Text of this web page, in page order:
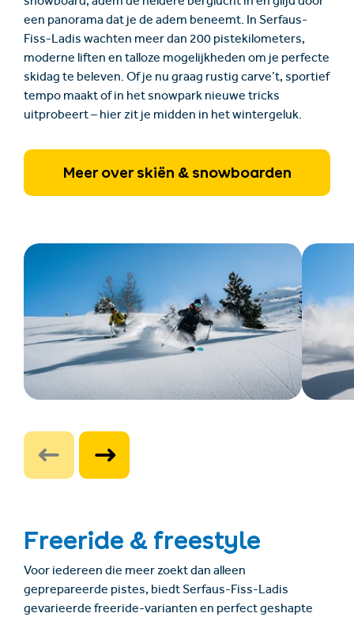
een panorama dat je de adem beneemt. In Serfaus-
Fiss-Ladis wachten meer dan 200 pistekilometers,
moderne liften en talloze mogelijkheden om je perfecte
skidag te beleven. Of je nu graag rustig carve’t, sportief
tempo maakt of in het snowpark nieuwe tricks
uitprobeert – hier zit je midden in het wintergeluk.
Meer over skiën & snowboarden
Freeride & freestyle
Voor iedereen die meer zoekt dan alleen
geprepareerde pistes, biedt Serfaus-Fiss-Ladis
gevarieerde freeride-varianten en perfect geshapte